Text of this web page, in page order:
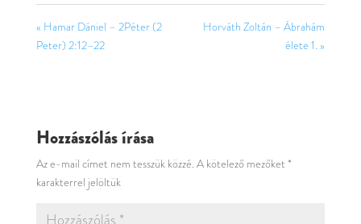
« Hamar Dániel – 2Péter (2
Peter) 2:12–22
Horváth Zoltán – Ábrahám
élete 1. »
Hozzászólás írása
Az e-mail címet nem tesszük közzé. A kötelező mezőket *
karakterrel jelöltük